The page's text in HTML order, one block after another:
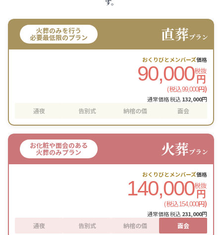
す。
火葬のみを行う
必要最低限のプラン 直葬プラン
おくりびとメンバーズ価格
90,000税抜
円
(税込99,000円)
通常価格 税込132,000円
通夜 告別式 納棺の儀 面会
お化粧や面会のある
火葬のみプラン 火葬プラン
おくりびとメンバーズ価格
140,000税抜
円
(税込154,000円)
通常価格 税込231,000円
通夜 告別式 納棺の儀 面会